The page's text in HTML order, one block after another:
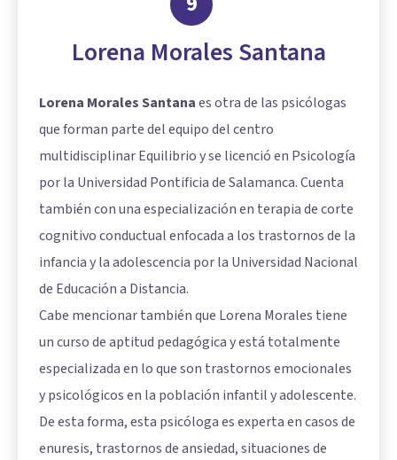
Lorena Morales Santana
Lorena Morales Santanaes otra de las psicólogas
que forman parte del equipo del centro
multidisciplinar Equilibrio y se licenció en Psicología
por la Universidad Pontificia de Salamanca. Cuenta
también con una especialización en terapia de corte
cognitivo conductual enfocada a los trastornos de la
infancia y la adolescencia por la Universidad Nacional
de Educación a Distancia.
Cabe mencionar también que Lorena Morales tiene
un curso de aptitud pedagógica y está totalmente
especializada en lo que son trastornos emocionales
y psicológicos en la población infantil y adolescente.
De esta forma, esta psicóloga es experta en casos de
enuresis, trastornos de ansiedad, situaciones de